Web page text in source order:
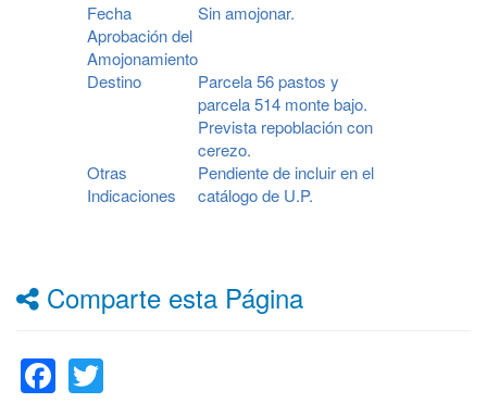
Fecha
Aprobación del
Amojonamiento
Sin amojonar.
Destino
Parcela 56 pastos y
parcela 514 monte bajo.
Prevista repoblación con
cerezo.
Otras
Indicaciones
Pendiente de incluir en el
catálogo de U.P.
Comparte esta Página
Facebook